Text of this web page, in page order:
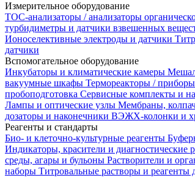
Измерительное оборудование
TOC-анализаторы / анализаторы
турбидиметры и датчики взвешенных
Ионоселективные электроды и датчики
датчики
Вспомогательное оборудование
Инкубаторы и климатические камеры
вакуумные шкафы Термореакторы /
пробоподготовка Сервисные комплекты и
Лампы и оптические узлы Мембраны,
дозаторы и наконечники ВЭЖХ-колонки и
Реагенты и стандарты
Био- и клеточно-культурные реагенты
Индикаторы, красители и диагностические
среды, агары и бульоны Растворители и
наборы Титровальные растворы и реагенты